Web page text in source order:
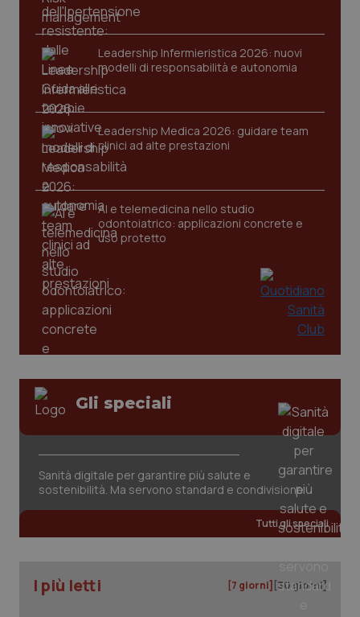
Leadership Infermieristica 2026: nuovi
modelli di responsabilità e autonomia
Leadership Medica 2026: guidare team
clinici ad alte prestazioni
AI e telemedicina nello studio
odontoiatrico: applicazioni concrete e
uso protetto
Gli speciali
Sanità digitale per garantire più salute e
sostenibilità. Ma servono standard e condivisione
Tutti gli speciali
I più letti [7 giorni] [30 giorni]
VISITOR_PRIVACY_METADATA
.youtube.com
CookieScriptConsent
CookieScript
www.quotidianosanita.it
tracking-sites-ironfish-
tracking-enable
www.quotidianosanita.it
session-id